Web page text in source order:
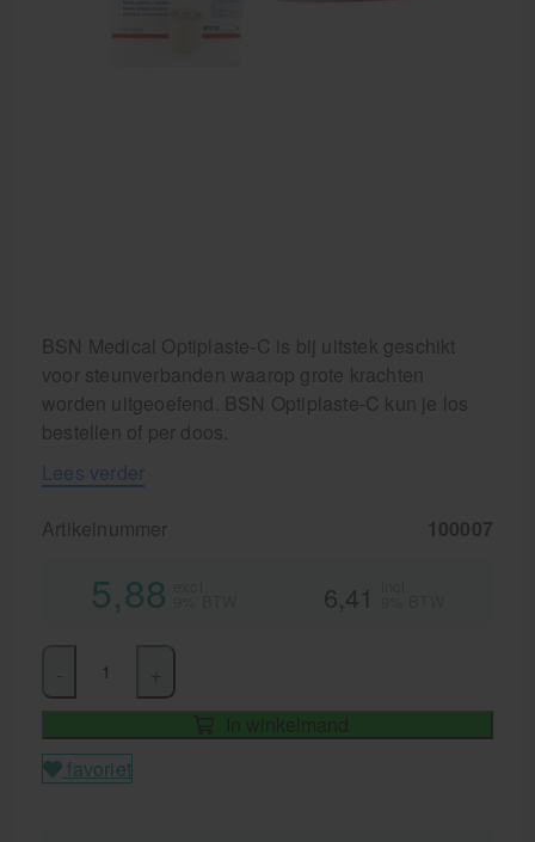
BSN Medical Optiplaste-C is bij uitstek geschikt
voor steunverbanden waarop grote krachten
worden uitgeoefend. BSN Optiplaste-C kun je los
bestellen of per doos.
Lees verder
Artikelnummer 100007
5,88 6,41
In winkelmand
favoriet